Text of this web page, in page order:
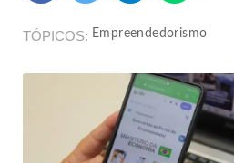
TÓPICOS Empreendedorismo